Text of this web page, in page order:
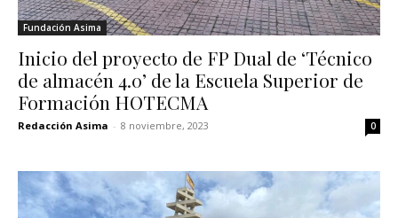
Fundación Asima
Inicio del proyecto de FP Dual de ‘Técnico
de almacén 4.0’ de la Escuela Superior de
Formación HOTECMA
Redacción Asima - 8 noviembre, 2023 0